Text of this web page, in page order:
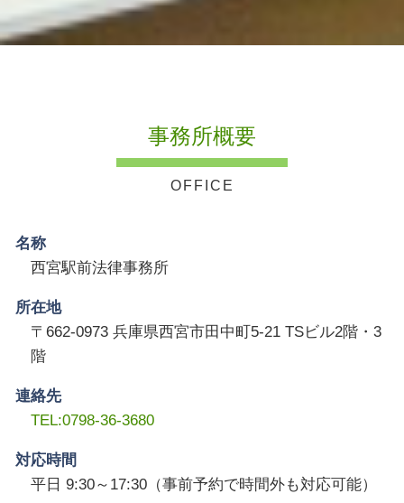
事務所概要
名称
西宮駅前法律事務所
所在地
〒662-0973 兵庫県西宮市田中町5-21 TSビル2階・3
階
連絡先
TEL:0798-36-3680
対応時間
平日 9:30～17:30（事前予約で時間外も対応可能）